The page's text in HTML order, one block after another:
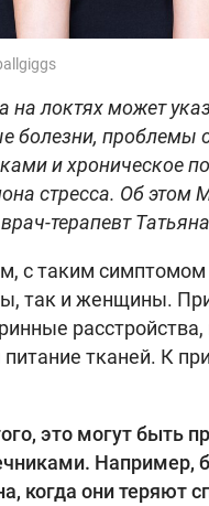
на локтях может
болезни, проблемы
и хроническое
стресса. Об этом
терапевт
с таким
так и женщины.
тканей. К
это могут быть
Например,
когда они теряют